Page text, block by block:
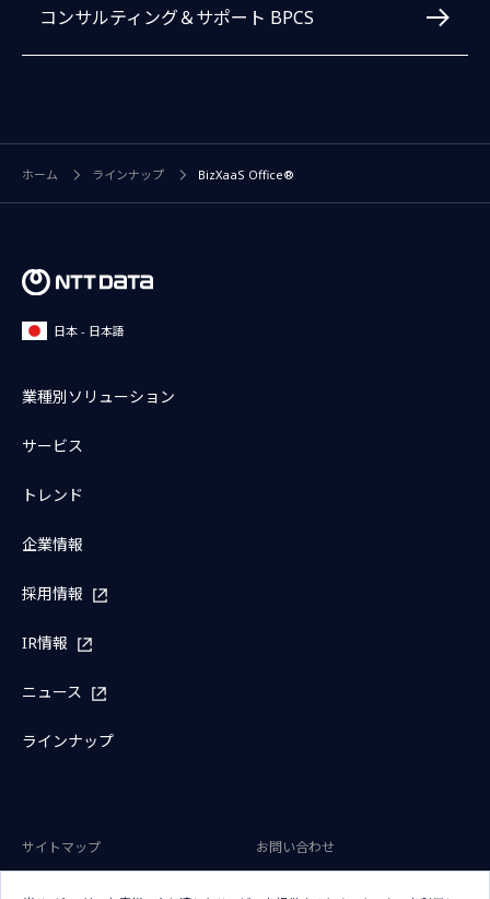
コンサルティング＆サポート BPCS
ホーム ラインナップ BizXaaS Office®
日本 - 日本語
業種別ソリューション
サービス
トレンド
企業情報
採用情報
IR情報
ニュース
ラインナップ
サイトマップ
お問い合わせ